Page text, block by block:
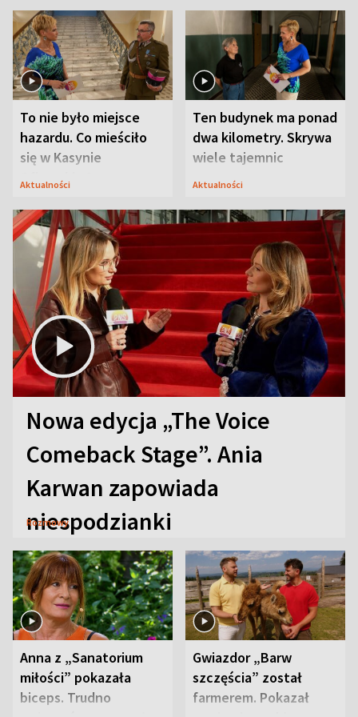
To nie było miejsce
hazardu. Co mieściło
się w Kasynie
Oficerskim?
Aktualności
Ten budynek ma ponad
dwa kilometry. Skrywa
wiele tajemnic
Aktualności
Nowa edycja „The Voice
Comeback Stage”. Ania
Karwan zapowiada
niespodzianki
Rozmowy
Anna z „Sanatorium
miłości” pokazała
biceps. Trudno
Gwiazdor „Barw
szczęścia” został
farmerem. Pokazał